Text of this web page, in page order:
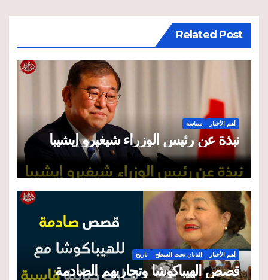
Related Post
أهم الأخبار سياسة
نبذة عن رئيس الوزراء شيغيرو إيشيبا
أهم الأخبار اليابان تحت السطح تاريخ
قصص الهيباكوشا وتجاربهم الصادمة